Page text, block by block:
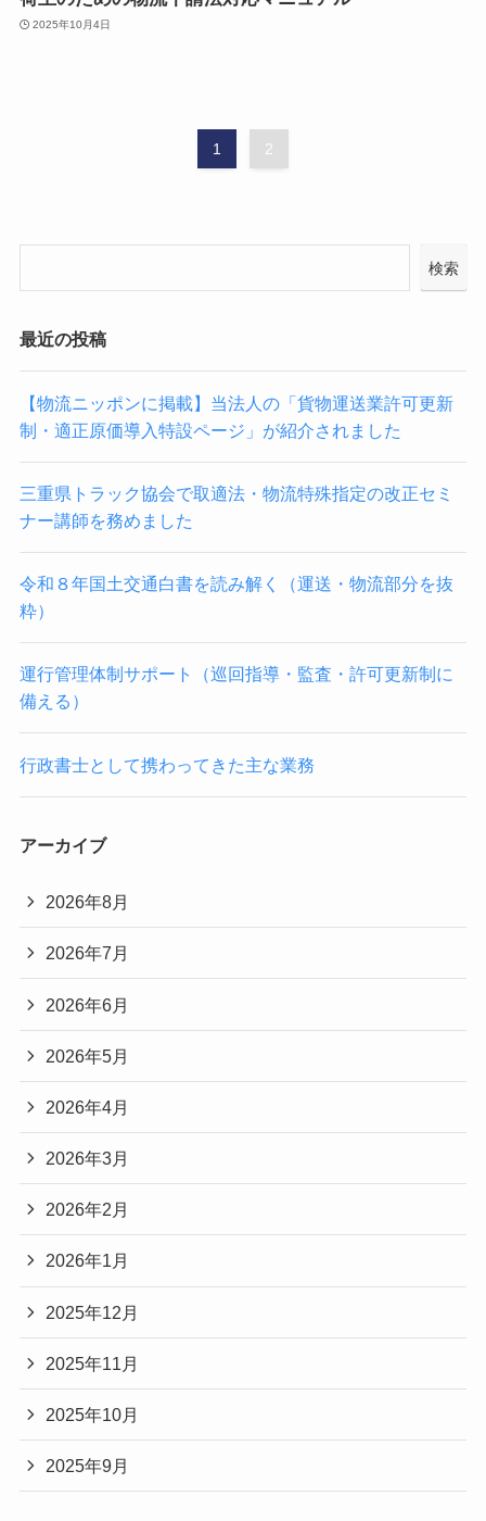
2025年10月4日
1 2
検索
最近の投稿
【物流ニッポンに掲載】当法人の「貨物運送業許可更新
制・適正原価導入特設ページ」が紹介されました
三重県トラック協会で取適法・物流特殊指定の改正セミ
ナー講師を務めました
令和８年国土交通白書を読み解く（運送・物流部分を抜
粋）
運行管理体制サポート（巡回指導・監査・許可更新制に
備える）
行政書士として携わってきた主な業務
アーカイブ
2026年8月
2026年7月
2026年6月
2026年5月
2026年4月
2026年3月
2026年2月
2026年1月
2025年12月
2025年11月
2025年10月
2025年9月